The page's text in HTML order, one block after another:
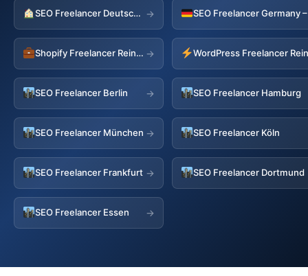
SEO Freelancer Deutschland →
Shopify Freelancer Reinfeld → WordPress Freelancer
SEO Freelancer Berlin → SEO Freelancer Hamburg
SEO Freelancer München → SEO Freelancer Köln
SEO Freelancer Frankfurt → SEO Freelancer Dortmund
SEO Freelancer Essen →